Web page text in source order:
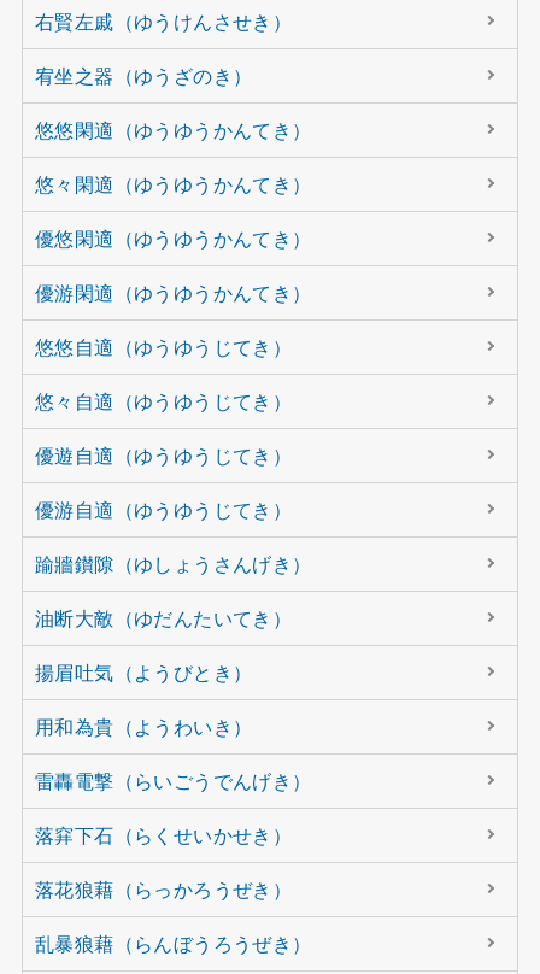
右賢左戚（ゆうけんさせき）
宥坐之器（ゆうざのき）
悠悠閑適（ゆうゆうかんてき）
悠々閑適（ゆうゆうかんてき）
優悠閑適（ゆうゆうかんてき）
優游閑適（ゆうゆうかんてき）
悠悠自適（ゆうゆうじてき）
悠々自適（ゆうゆうじてき）
優遊自適（ゆうゆうじてき）
優游自適（ゆうゆうじてき）
踰牆鑚隙（ゆしょうさんげき）
油断大敵（ゆだんたいてき）
揚眉吐気（ようびとき）
用和為貴（ようわいき）
雷轟電撃（らいごうでんげき）
落穽下石（らくせいかせき）
落花狼藉（らっかろうぜき）
乱暴狼藉（らんぼうろうぜき）